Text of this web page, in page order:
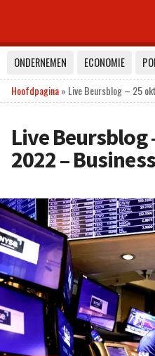
ONDERNEMEN ECONOMIE
Hoofdpagina» Live Beursblog – 25
Live Beursblog
2022 –